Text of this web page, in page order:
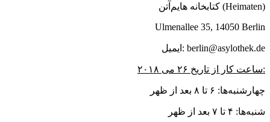
کتابخانه هایم‌آتن (Heimaten)
Ulmenallee 35, 14050 Berlin
ایمیل: berlin@asylothek.de
ساعت کار از تاریخ ۲۶ می ۲۰۱۸:
چهارشنبه‌ها: ۶ تا ۸ بعد از ظهر
شنبه‌ها: ۴ تا ۷ بعد از ظهر